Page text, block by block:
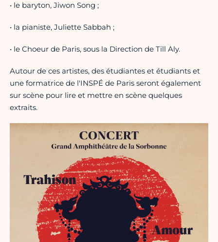
• le baryton, Jiwon Song ;
• la pianiste, Juliette Sabbah ;
• le Choeur de Paris, sous la Direction de Till Aly.
Autour de ces artistes, des étudiantes et étudiants et
une formatrice de l'INSPÉ de Paris seront également
sur scène pour lire et mettre en scène quelques
extraits.